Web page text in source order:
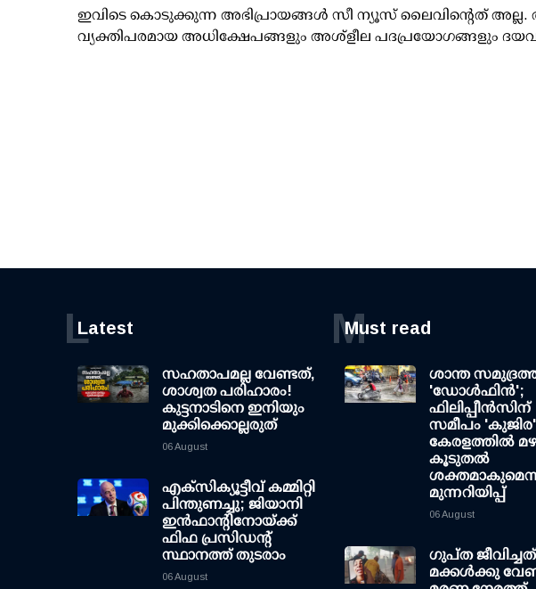
ഇവിടെ കൊടുക്കുന്ന അഭിപ്രായങ്ങള്‍ സീ ന്യൂസ് ലൈവിന്റെത്
വ്യക്തിപരമായ അധിക്ഷേപങ്ങളും അശ്‌ളീല പദപ്രയോഗങ്ങളും
Latest
L
സഹതാപമല്ല വേണ്ടത്,
ശാശ്വത പരിഹാരം!
കുട്ടനാടിനെ ഇനിയും
മുക്കിക്കൊല്ലരുത്
06 August
എക്സിക്യൂട്ടീവ് കമ്മിറ്റി
പിന്തുണച്ചു; ജിയാനി
ഇന്‍ഫാന്റിനോയ്ക്ക്
ഫിഫ പ്രസിഡന്റ്
സ്ഥാനത്ത് തുടരാം
06 August
Must read
M
ശാന്ത
'ഡോള്‍ഫിന്‍';
ഫിലിപ്പീന്‍സിന്
സമീപം
കേരളത്തില്‍ മഴ
കൂടുതല്‍
മുന്നറിയിപ്പ്
06 August
ഗുപ്ത ജീവിച്ചത്
മക്കള്‍ക്കു